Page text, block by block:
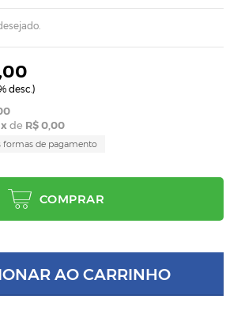
desc.)
x de R$ 0,00
formas de pagamento
COMPRAR
AO CARRINHO